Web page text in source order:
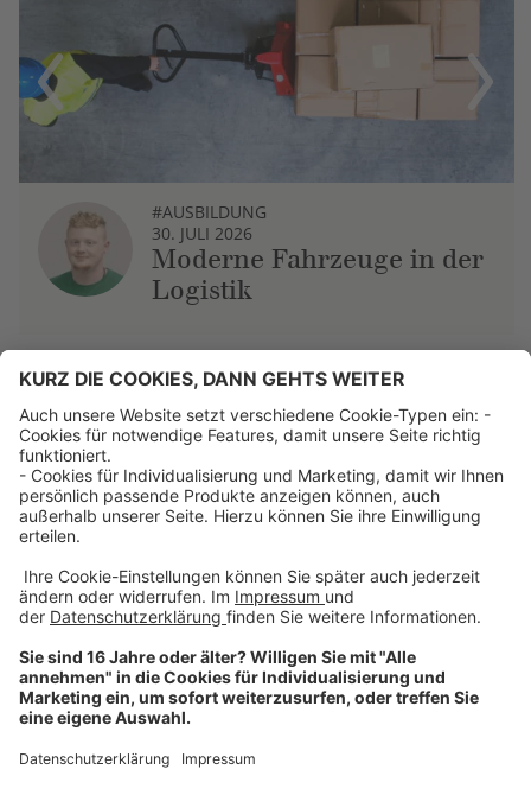
Previous
#AUSBILDUNG
30. JULI 2026
Moderne Fahrzeuge in der
Logistik
Next
Über uns
Dehner Unternehmen
Jobs bei Dehner